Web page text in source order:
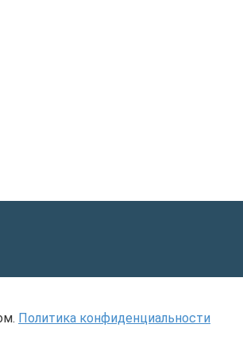
Политика конфиденциальности